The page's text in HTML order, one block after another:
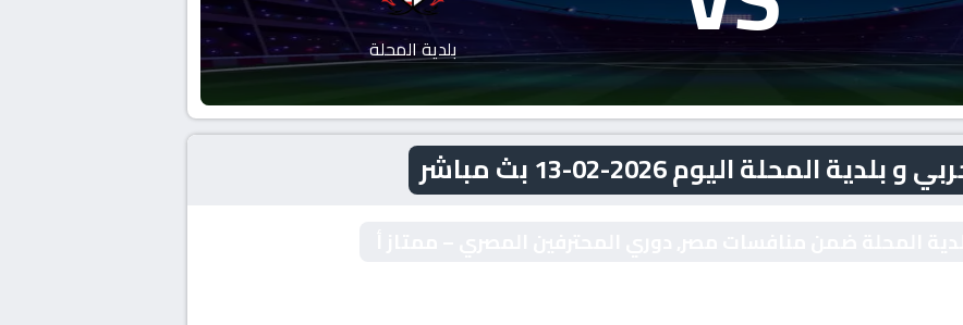
بلدية المحلة
المحلة اليوم 2026-02-13 بث مباشر